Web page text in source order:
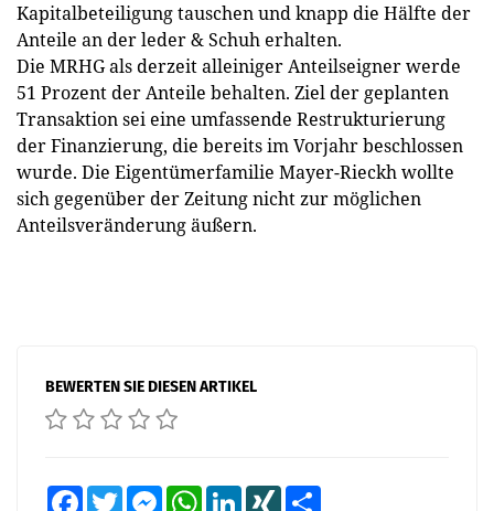
Kapitalbeteiligung tauschen und knapp die Hälfte der
Anteile an der leder & Schuh erhalten.
Die MRHG als derzeit alleiniger Anteilseigner werde
51 Prozent der Anteile behalten. Ziel der geplanten
Transaktion sei eine umfassende Restrukturierung
der Finanzierung, die bereits im Vorjahr beschlossen
wurde. Die Eigentümerfamilie Mayer-Rieckh wollte
sich gegenüber der Zeitung nicht zur möglichen
Anteilsveränderung äußern.
BEWERTEN SIE DIESEN ARTIKEL
FacebookTwitter MessengerWhatsAppLinkedInXING